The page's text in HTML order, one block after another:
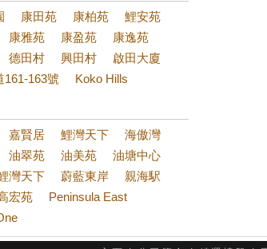
康田苑 康柏苑
鯉安苑
康雅苑 康盈苑
康逸苑
德田村 興田村
啟田大廈
161-163號
Koko Hills
嘉賢居 鯉灣天下
海傲灣
油翠苑 油美苑
油塘中心
灣天下 蔚藍東岸
親海駅
宏苑
Peninsula East